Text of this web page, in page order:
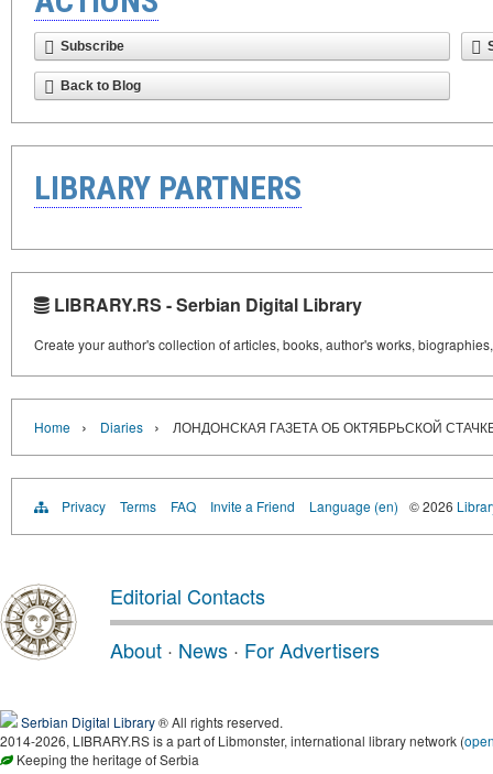
Subscribe
Back to Blog
LIBRARY PARTNERS
LIBRARY.RS - Serbian Digital Library
Create your author's collection of articles, books, author's works,
Home › Diaries › ЛОНДОНСКАЯ ГАЗЕТА ОБ ОКТЯБРЬСКОЙ
Privacy Terms FAQ Invite a Friend Language (en) © 2026
Editorial Contacts
About · News · For Advertisers
Serbian Digital Library® All rights reserved.
2014-2026, LIBRARY.RS is a part of Libmonster, international library network (
Keeping the heritage of Serbia